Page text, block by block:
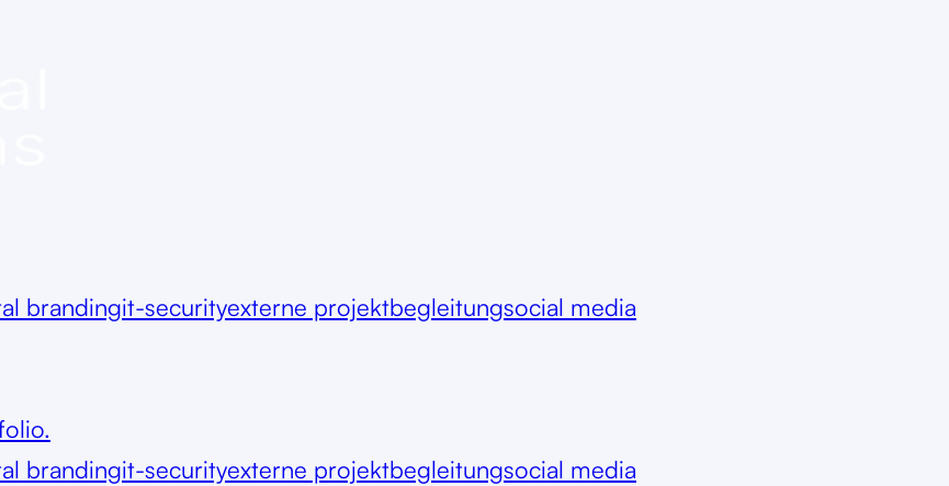
brandingit-securityexterne projektbegleitungsocial media
brandingit-securityexterne projektbegleitungsocial media